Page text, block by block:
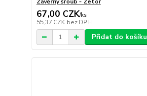
Závěrný šroub - Zetor
67,00 CZK/ks
55,37 CZK bez DPH
Přidat do košíku